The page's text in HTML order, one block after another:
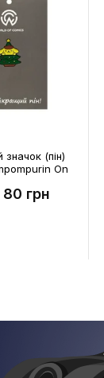
(пін)
On
80 грн